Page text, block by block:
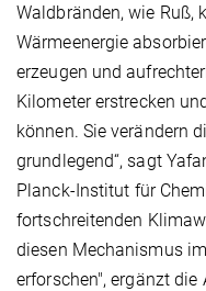
Waldbränden, wie Ruß,
Wärmeenergie
erzeugen und
Kilometer erstrecken
können. Sie verändern
grundlegend“, sagt
Planck-Institut für
fortschreitenden
diesen Mechanismus
erforschen", ergänzt die